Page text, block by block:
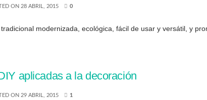
ON 28 ABRIL, 2015 0
modernizada, ecológica, fácil de usar y versátil, y
aplicadas a la decoración
ON 29 ABRIL, 2015 1